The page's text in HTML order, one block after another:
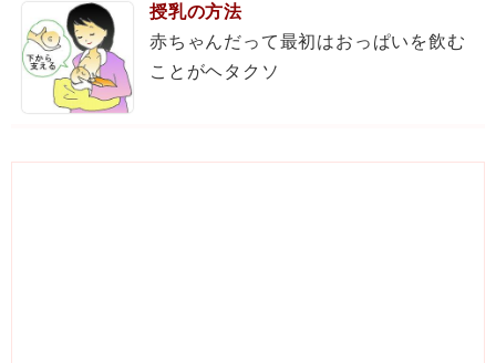
授乳の方法
赤ちゃんだって最初はおっぱいを飲む
ことがヘタクソ